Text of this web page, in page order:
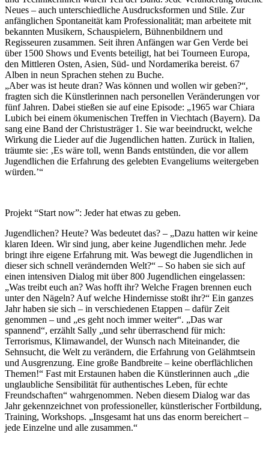
Neues – auch unterschiedliche Ausdrucksformen und Stile. Zur
anfänglichen Spontaneität kam Professionalität; man arbeitete mit
bekannten Musikern, Schauspielern, Bühnenbildnern und
Regisseuren zusammen. Seit ihren Anfängen war Gen Verde bei
über 1500 Shows und Events beteiligt, hat bei Tourneen Europa,
den Mittleren Osten, Asien, Süd- und Nordamerika bereist. 67
Alben in neun Sprachen stehen zu Buche.
„Aber was ist heute dran? Was können und wollen wir geben?“,
fragten sich die Künstlerinnen nach personellen Veränderungen vor
fünf Jahren. Dabei stießen sie auf eine Episode: „1965 war Chiara
Lubich bei einem ökumenischen Treffen in Viechtach (Bayern). Da
sang eine Band der Christusträger 1. Sie war beeindruckt, welche
Wirkung die Lieder auf die Jugendlichen hatten. Zurück in Italien,
träumte sie: ‚Es wäre toll, wenn Bands entstünden, die vor allem
Jugendlichen die Erfahrung des gelebten Evangeliums weitergeben
würden.’“
Projekt “Start now”: Jeder hat etwas zu geben.
Jugendlichen? Heute? Was bedeutet das? – „Dazu hatten wir keine
klaren Ideen. Wir sind jung, aber keine Jugendlichen mehr. Jede
bringt ihre eigene Erfahrung mit. Was bewegt die Jugendlichen in
dieser sich schnell verändernden Welt?“ – So haben sie sich auf
einen intensiven Dialog mit über 800 Jugendlichen eingelassen:
„Was treibt euch an? Was hofft ihr? Welche Fragen brennen euch
unter den Nägeln? Auf welche Hindernisse stoßt ihr?“ Ein ganzes
Jahr haben sie sich – in verschiedenen Etappen – dafür Zeit
genommen – und „es geht noch immer weiter“. „Das war
spannend“, erzählt Sally „und sehr überraschend für mich:
Terrorismus, Klimawandel, der Wunsch nach Miteinander, die
Sehnsucht, die Welt zu verändern, die Erfahrung von Gelähmtsein
und Ausgrenzung. Eine große Bandbreite – keine oberflächlichen
Themen!“ Fast mit Erstaunen haben die Künstlerinnen auch „die
unglaubliche Sensibilität für authentisches Leben, für echte
Freundschaften“ wahrgenommen. Neben diesem Dialog war das
Jahr gekennzeichnet von professioneller, künstlerischer Fortbildung,
Training, Workshops. „Insgesamt hat uns das enorm bereichert –
jede Einzelne und alle zusammen.“